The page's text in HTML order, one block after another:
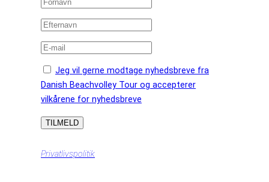
Jeg vil gerne modtage nyhedsbreve fra
Danish Beachvolley Tour og accepterer
vilkårene for nyhedsbreve
Privatlivspolitik